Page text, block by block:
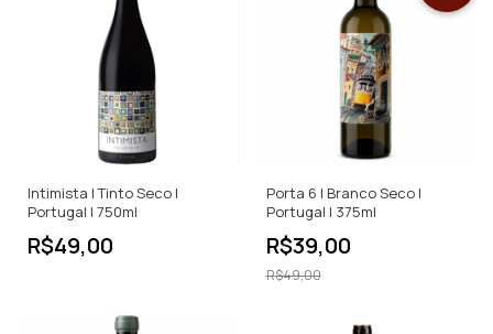
Intimista | Tinto Seco |
Portugal | 750ml
R$49,00
Porta 6 | Branco Seco |
Portugal | 375ml
R$39,00
R$49,00